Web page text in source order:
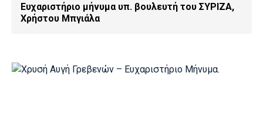
Ευχαριστήριο μήνυμα υπ. βουλευτή του ΣΥΡΙΖΑ,
Χρήστου Μπγιάλα